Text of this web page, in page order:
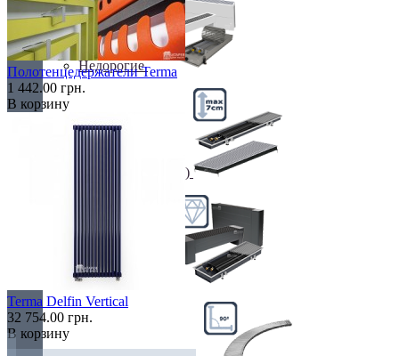
Недорогие
Низкие (до 70 мм)
Премиум класс
Полотенцедержатели Terma
1 442.00 грн.
В корзину
Terma Delfin Vertical
32 754.00 грн.
В корзину